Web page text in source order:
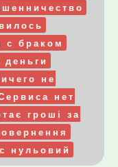
с браком
не
нет
гроші за
нульовий